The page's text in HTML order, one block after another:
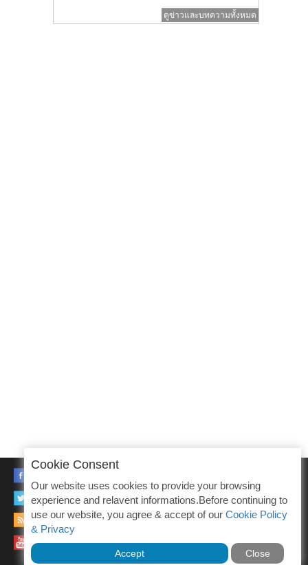
ดูข่าวและบทความทั้งหมด
TWITTER
RSS
YOUTUBE
Cookie Consent
Our website uses cookies to provide your browsing
experience and relavent informations.Before continuing to
use our website, you agree & accept of our Cookie Policy
& Privacy
Accept Close